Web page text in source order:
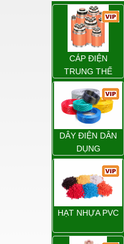
Điện công nghiệp
Điện gia dụng
Điện Lạnh
Đóng tàu Thiết bị
Đúc chính xác
Dụng cụ cầm tay
Dụng cụ cắt gọt
Dụng cụ điện
Dụng cụ đo
Gỗ - Trang thiết bị
CÁP ĐIỆN
TRUNG THẾ
DÂY ĐIỆN DÂN
DỤNG
HẠT NHỰA PVC